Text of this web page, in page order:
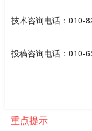
技术咨询电话：010-
投稿咨询电话：010-
重点提示